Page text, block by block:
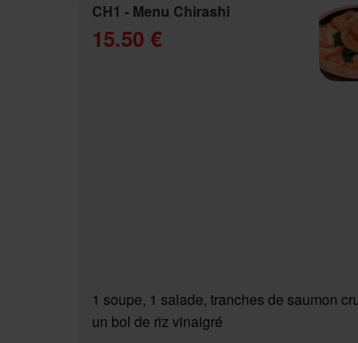
CH1 - Menu Chirashi
15.50 €
1 soupe, 1 salade, tranches de saumon
un bol de riz vinaigré